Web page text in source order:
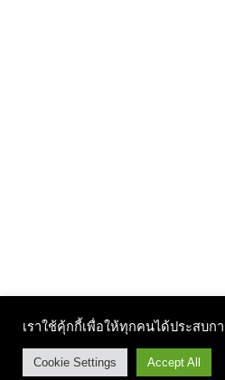
เราใช้คุ้กกี้เพื่อให้ทุกคนได้ประสบ
Cookie Settings Accept All